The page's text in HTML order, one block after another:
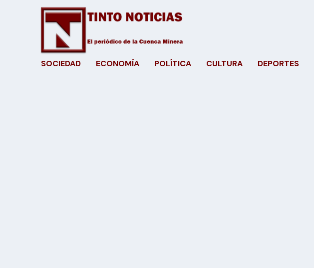
SOCIEDAD ECONOMÍA POLÍTICA CULTURA DEPORTES